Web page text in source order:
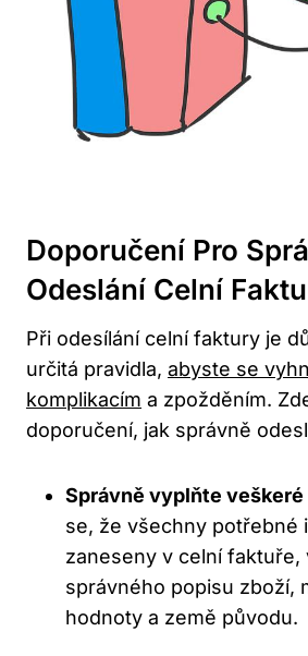
Doporučení Pro
Odeslání Celní
Při odesílání celní faktury je
určitá pravidla, abyste se
komplikacím a zpožděním.
doporučení, jak správně
Správně vyplňte veškeré
se, že všechny potřebné
zaneseny v celní faktuře,
správného popisu zboží,
hodnoty a země původu.